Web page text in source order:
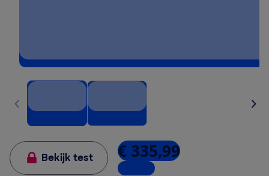
Bekijk test € 335,99
1 winkel